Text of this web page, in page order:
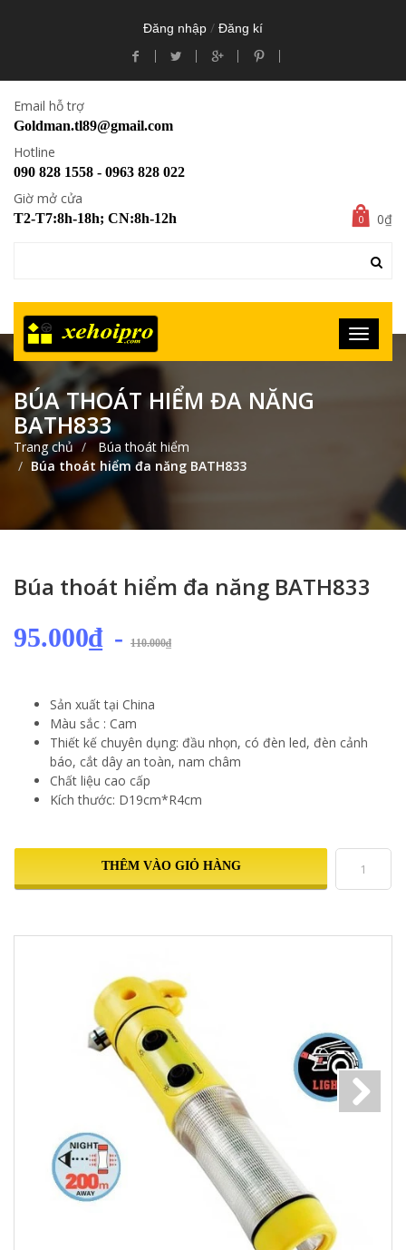
Đăng nhập / Đăng kí
Email hỗ trợ
Goldman.tl89@gmail.com
Hotline
090 828 1558 - 0963 828 022
Giờ mở cửa
T2-T7:8h-18h; CN:8h-12h 0 0₫
BÚA THOÁT HIỂM ĐA NĂNG
BATH833
Trang chủ
Búa thoát hiểm
Búa thoát hiểm đa năng BATH833
Búa thoát hiểm đa năng BATH833
95.000₫ - 110.000₫
Sản xuất tại China
Màu sắc : Cam
Thiết kế chuyên dụng: đầu nhọn, có đèn led, đèn cảnh
báo, cắt dây an toàn, nam châm
Chất liệu cao cấp
Kích thước: D19cm*R4cm
THÊM VÀO GIỎ HÀNG